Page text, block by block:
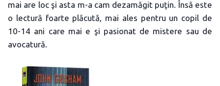
mai are loc şi asta m-a cam dezamăgit puţin. Însă este
o lectură foarte plăcută, mai ales pentru un copil de
10-14 ani care mai e şi pasionat de mistere sau de
avocatură.